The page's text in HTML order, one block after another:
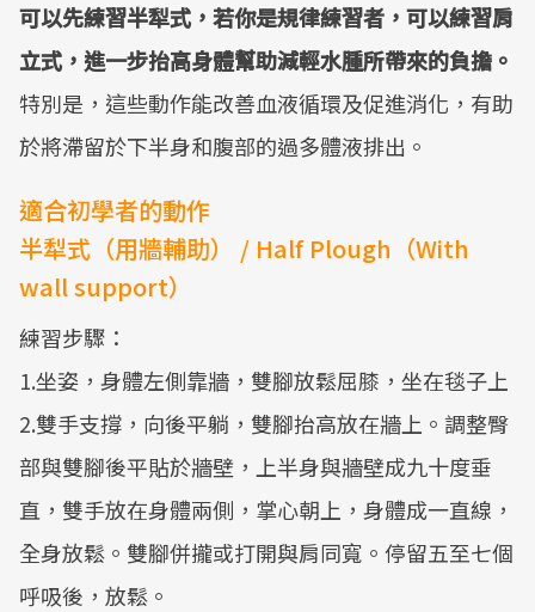
可以先練習半犁式，若你是規律練習者，可以練習肩
立式，進一步抬高身體幫助減輕水腫所帶來的負擔。
特別是，這些動作能改善血液循環及促進消化，有助
於將滯留於下半身和腹部的過多體液排出。
適合初學者的動作
半犁式（用牆輔助） / Half Plough（With
wall support）
練習步驟：
1.坐姿，身體左側靠牆，雙腳放鬆屈膝，坐在毯子上
2.雙手支撐，向後平躺，雙腳抬高放在牆上。調整臀
部與雙腳後平貼於牆壁，上半身與牆壁成九十度垂
直，雙手放在身體兩側，掌心朝上，身體成一直線，
全身放鬆。雙腳併攏或打開與肩同寬。停留五至七個
呼吸後，放鬆。